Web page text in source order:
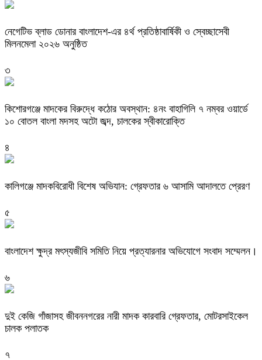
নেগেটিভ ব্লাড ডোনার বাংলাদেশ-এর ৪র্থ প্রতিষ্ঠাবার্ষিকী ও স্বেচ্ছাসেবী
মিলনমেলা ২০২৬ অনুষ্ঠিত
৩
কিশোরগঞ্জে মাদকের বিরুদ্ধে কঠোর অবস্থান: ৪নং বাহাগিলি ৭ নম্বর ওয়ার্ডে
১০ বোতল বাংলা মদসহ অটো জব্দ, চালকের স্বীকারোক্তি
৪
কালিগঞ্জে মাদকবিরোধী বিশেষ অভিযান: গ্রেফতার ৬ আসামি আদালতে প্রেরণ
৫
বাংলাদেশ ক্ষুদ্র মৎস্যজীবি সমিতি নিয়ে প্রত্যারনার অভিযোগে সংবাদ সম্মেলন।
৬
দুই কেজি গাঁজাসহ জীবননগরের নারী মাদক কারবারি গ্রেফতার, মোটরসাইকেল
চালক পলাতক
৭